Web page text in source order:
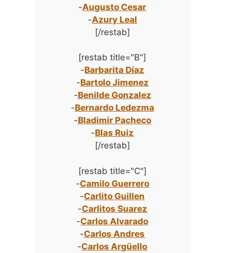
-Augusto Cesar
-Azury Leal
[/restab]
[restab title="B"]
-Barbarita Díaz
-Bartolo Jimenez
-Benilde Gonzalez
-Bernardo Ledezma
-Bladimir Pacheco
-Blas Ruiz
[/restab]
[restab title="C"]
-Camilo Guerrero
-Carlito Guillen
-Carlitos Suarez
-Carlos Alvarado
-Carlos Andres
-Carlos Argüello